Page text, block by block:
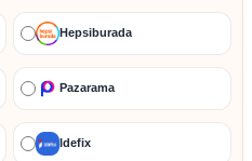
Hepsiburada
Pazarama
İdefix